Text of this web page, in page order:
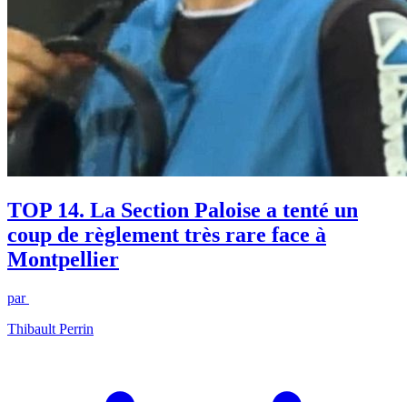
TOP 14. La Section Paloise a tenté un
coup de règlement très rare face à
Montpellier
par
Thibault Perrin